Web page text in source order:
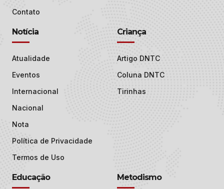
Contato
Notícia
Atualidade
Eventos
Internacional
Nacional
Nota
Política de Privacidade
Termos de Uso
Criança
Artigo DNTC
Coluna DNTC
Tirinhas
Educação Metodismo